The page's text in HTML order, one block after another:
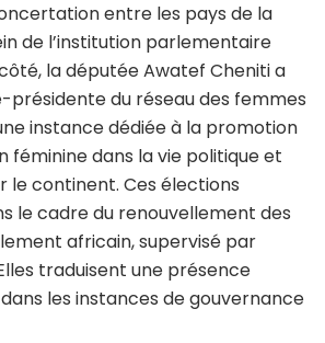
entre les pays de la
de l’institution parlementaire
la députée Awatef Cheniti a
présidente du réseau des femmes
instance dédiée à la promotion
féminine dans la vie politique et
le continent. Ces élections
le cadre du renouvellement des
africain, supervisé par
traduisent une présence
les instances de gouvernance